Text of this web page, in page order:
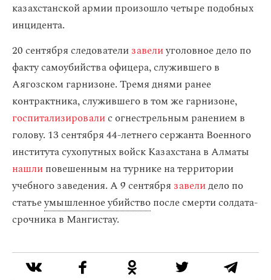
казахстанской армии произошло четыре подобных
инцидента.
20 сентября следователизавелиуголовное дело по
факту самоубийства офицера, служившего в
Аягозском гарнизоне. Тремя днями ранее
контрактника, служившего в том же гарнизоне,
госпитализировалис огнестрельным ранением в
голову. 13 сентября 44-летнего сержанта Военного
института сухопутных войск Казахстана в Алматы
нашлиповешенным на турнике на территории
учебного заведения. А 9 сентября завелидело по
статьеумышленное убийствопосле смерти солдата-
срочника в Мангистау.